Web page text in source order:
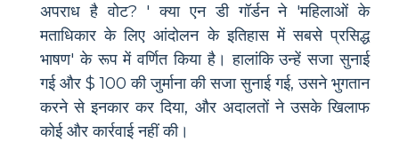
अपराध है वोट? ' क्या एन डी गॉर्डन ने 'महिलाओं के
मताधिकार के लिए आंदोलन के इतिहास में सबसे प्रसिद्ध
भाषण' के रूप में वर्णित किया है। हालांकि उन्हें सजा सुनाई
गई और $ 100 की जुर्माना की सजा सुनाई गई, उसने भुगतान
करने से इनकार कर दिया, और अदालतों ने उसके खिलाफ
कोई और कार्रवाई नहीं की।